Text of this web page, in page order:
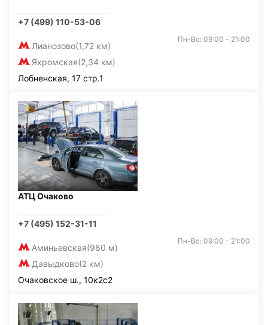
+7 (499) 110-53-06
Лианозово(1,72 км)
Яхромская(2,34 км)
Пн-Вс: 09:00 - 21:00
Лобненская, 17 стр.1
АТЦ Очаково
+7 (495) 152-31-11
Аминьевская(980 м)
Давыдково(2 км)
Пн-Вс: 09:00 - 21:00
Очаковское ш., 10к2с2